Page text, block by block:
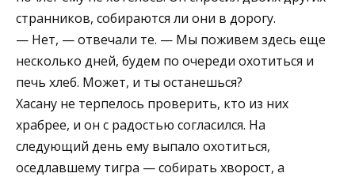
странников, собираются ли они в дорогу.
— Нет, — отвечали те. — Мы поживем здесь еще
несколько дней, будем по очереди охотиться и
печь хлеб. Может, и ты останешься?
Хасану не терпелось проверить, кто из них
храбрее, и он с радостью согласился. На
следующий день ему выпало охотиться,
оседлавшему тигра — собирать хворост, а